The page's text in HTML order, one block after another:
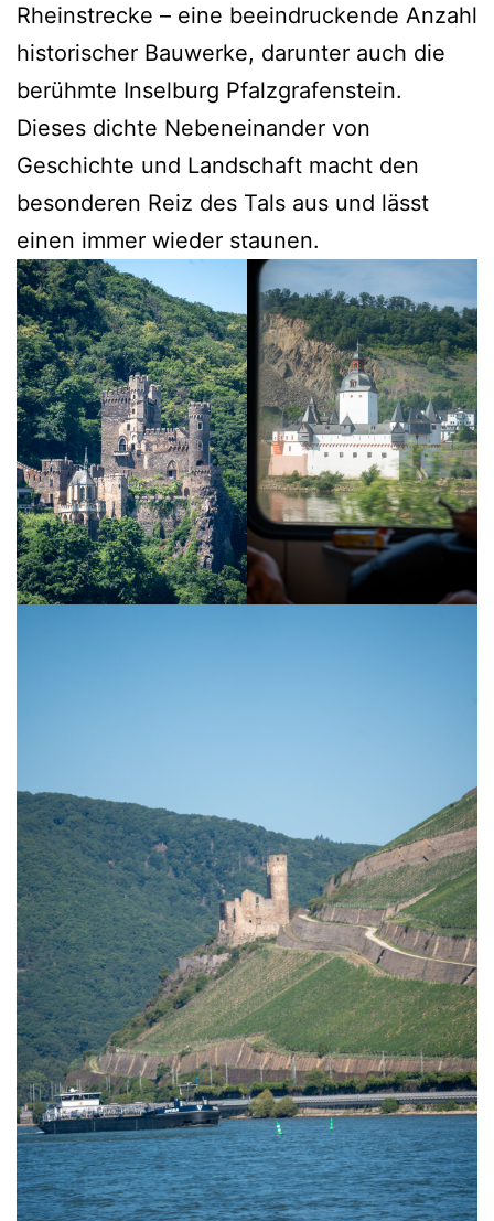
Rheinstrecke – eine beeindruckende Anzahl
historischer Bauwerke, darunter auch die
berühmte Inselburg Pfalzgrafenstein.
Dieses dichte Nebeneinander von
Geschichte und Landschaft macht den
besonderen Reiz des Tals aus und lässt
einen immer wieder staunen.